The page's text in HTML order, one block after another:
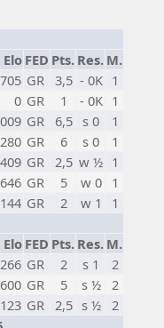
Elo FED Pts. Res. M.
GR 3,5 - 0K 1
0 GR 1 - 0K 1
GR 6,5 s 0
1
GR 6 s 0
1
GR 2,5 w ½ 1
GR 5 w 0
1
GR 2 w 1
1
Elo FED Pts. Res. M.
GR 2 s 1
2
GR 5 s ½
2
GR 2,5 s ½
2